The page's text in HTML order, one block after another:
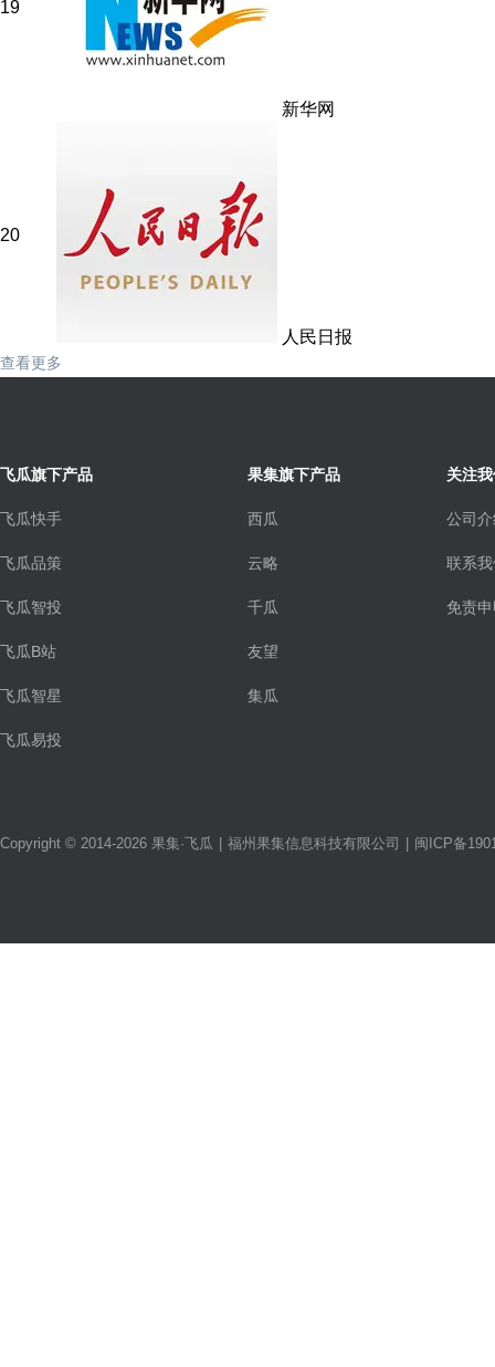
19
新华网
20
人民日报
查看更多
飞瓜旗下产品
飞瓜快手
飞瓜品策
飞瓜智投
飞瓜B站
飞瓜智星
飞瓜易投
果集旗下产品
西瓜
云略
千瓜
友望
集瓜
关注
公司
联系
免责
Copyright © 2014-2026 果集·飞瓜 福州果集信息科技有限公司 闽ICP备